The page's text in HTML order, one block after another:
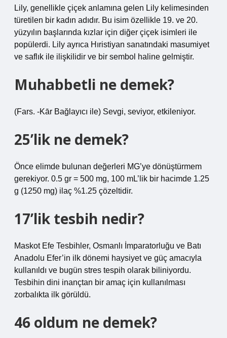
Lily, genellikle çiçek anlamına gelen Lily kelimesinden
türetilen bir kadın adıdır. Bu isim özellikle 19. ve 20.
yüzyılın başlarında kızlar için diğer çiçek isimleri ile
popülerdi. Lily ayrıca Hıristiyan sanatındaki masumiyet
ve saflık ile ilişkilidir ve bir sembol haline gelmiştir.
Muhabbetli ne demek?
(Fars. -Kār Bağlayıcı ile) Sevgi, seviyor, etkileniyor.
25’lik ne demek?
Önce elimde bulunan değerleri MG’ye dönüştürmem
gerekiyor. 0.5 gr = 500 mg, 100 mL’lik bir hacimde 1.25
g (1250 mg) ilaç %1.25 çözeltidir.
17’lik tesbih nedir?
Maskot Efe Tesbihler, Osmanlı İmparatorluğu ve Batı
Anadolu Efer’in ilk dönemi haysiyet ve güç amacıyla
kullanıldı ve bugün stres tespih olarak biliniyordu.
Tesbihin dini inançtan bir amaç için kullanılması
zorbalıkta ilk görüldü.
46 oldum ne demek?